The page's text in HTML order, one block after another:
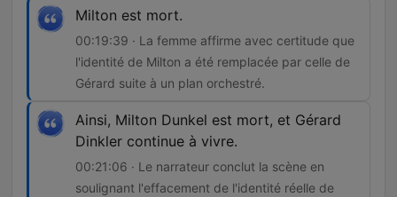
Milton est mort.
00:19:39 · La femme affirme avec certitude que
l'identité de Milton a été remplacée par celle de
Gérard suite à un plan orchestré.
Ainsi, Milton Dunkel est mort, et Gérard
Dinkler continue à vivre.
00:21:06 · Le narrateur conclut la scène en
soulignant l'effacement de l'identité réelle de